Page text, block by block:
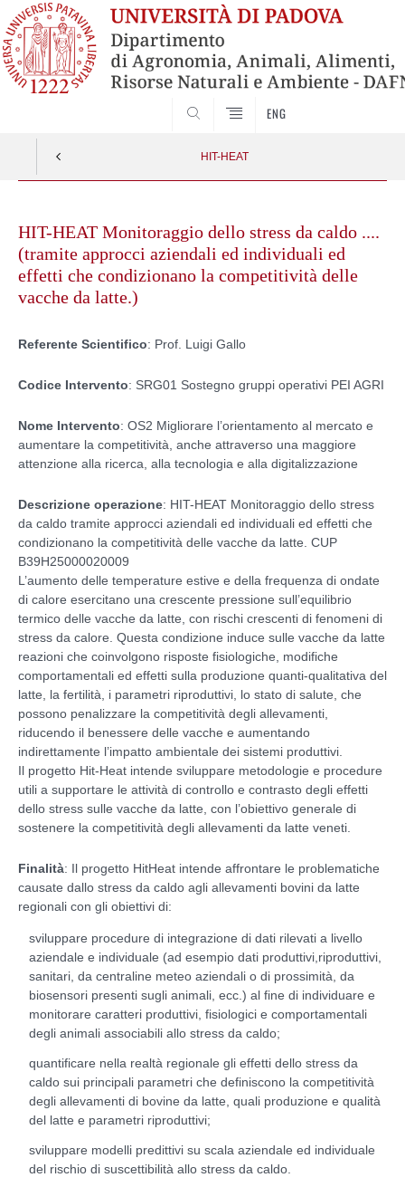
ENG
HIT-HEAT
contentHIT-HEAT Monitoraggio dello stress da caldo ....
(tramite approcci aziendali ed individuali ed
effetti che condizionano la competitività delle
vacche da latte.)
Referente Scientifico: Prof. Luigi Gallo
Codice Intervento: SRG01 Sostegno gruppi operativi PEI AGRI
Nome Intervento: OS2 Migliorare l’orientamento al mercato e
aumentare la competitività, anche attraverso una maggiore
attenzione alla ricerca, alla tecnologia e alla digitalizzazione
Descrizione operazione: HIT-HEAT Monitoraggio dello stress
da caldo tramite approcci aziendali ed individuali ed effetti che
condizionano la competitività delle vacche da latte. CUP
B39H25000020009
L’aumento delle temperature estive e della frequenza di ondate
di calore esercitano una crescente pressione sull’equilibrio
termico delle vacche da latte, con rischi crescenti di fenomeni di
stress da calore. Questa condizione induce sulle vacche da latte
reazioni che coinvolgono risposte fisiologiche, modifiche
comportamentali ed effetti sulla produzione quanti-qualitativa del
latte, la fertilità, i parametri riproduttivi, lo stato di salute, che
possono penalizzare la competitività degli allevamenti,
riducendo il benessere delle vacche e aumentando
indirettamente l’impatto ambientale dei sistemi produttivi.
Il progetto Hit-Heat intende sviluppare metodologie e procedure
utili a supportare le attività di controllo e contrasto degli effetti
dello stress sulle vacche da latte, con l’obiettivo generale di
sostenere la competitività degli allevamenti da latte veneti.
Finalità: Il progetto HitHeat intende affrontare le problematiche
causate dallo stress da caldo agli allevamenti bovini da latte
regionali con gli obiettivi di:
sviluppare procedure di integrazione di dati rilevati a livello
aziendale e individuale (ad esempio dati produttivi,riproduttivi,
sanitari, da centraline meteo aziendali o di prossimità, da
biosensori presenti sugli animali, ecc.) al fine di individuare e
monitorare caratteri produttivi, fisiologici e comportamentali
degli animali associabili allo stress da caldo;
quantificare nella realtà regionale gli effetti dello stress da
caldo sui principali parametri che definiscono la competitività
degli allevamenti di bovine da latte, quali produzione e qualità
del latte e parametri riproduttivi;
sviluppare modelli predittivi su scala aziendale ed individuale
del rischio di suscettibilità allo stress da caldo.